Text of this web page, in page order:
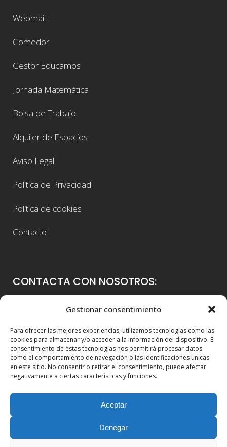
Gestionar consentimiento
Para ofrecer las mejores experiencias, utilizamos tecnologías como las
cookies para almacenar y/o acceder a la información del dispositivo. El
consentimiento de estas tecnologías nos permitirá procesar datos
como el comportamiento de navegación o las identificaciones únicas
en este sitio. No consentir o retirar el consentimiento, puede afectar
negativamente a ciertas características y funciones.
Aceptar
Denegar
Webmail
Comedor
Gestor Educamos
Jornada Matemática
Bolsa de Trabajo
Alquiler de Espacios
Aviso Legal
Política de Privacidad
Política de cookies
Contacto
CONTACTA CON NOSOTROS:
Colegio Guadalaviar
46021 Valencia
96 339 36 00
info@colegioguadalaviar.es